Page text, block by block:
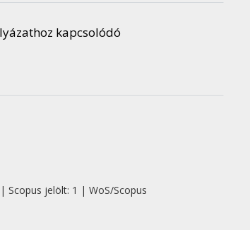
kapcsolódó
jelölt: 1 | WoS/Scopus